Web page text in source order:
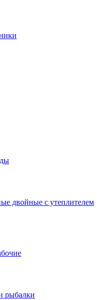
двойные с утеплителем
рыбалки